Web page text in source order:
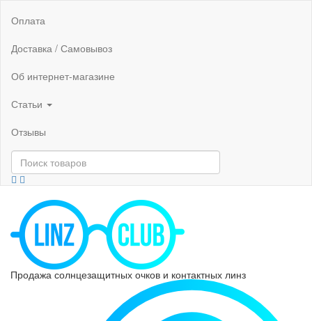
Оплата
Доставка / Самовывоз
Об интернет-магазине
Статьи
Отзывы
Продажа солнцезащитных очков и контактных линз